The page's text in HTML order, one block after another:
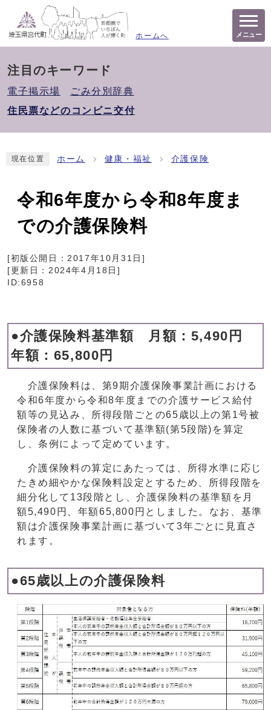
ホームへ メニュー
注目のキーワード
電子掲示場
ごみ分別辞典
住民票などのコンビニ交付
現在位置 ホーム 健康・福祉 介護保険
令和6年度から令和8年度ま
での介護保険料
[初版公開日：2017年10月31日 ]
[更新日： 2024年4月18日 ]
ID:6958
●介護保険料基準額 月額：5,490円
年額：65,800円
介護保険料は、第9期介護保険事業計画における
令和6年度から令和8年度までの介護サービス給付
額等の見込み、所得段階ごとの65歳以上の第1号被
保険者の人数に基づいて基準額(第5段階)を算定
し、条例によって定めています。
介護保険料の算定にあたっては、所得水準に応じ
たきめ細やかな保険料設定とするため、所得段階を
細分化して13段階とし、介護保険料の基準額を月
額5,490円、年額65,800円としました。なお、基準
額は介護保険事業計画に基づいて3年ごとに見直さ
れます。
●65歳以上の介護保険料